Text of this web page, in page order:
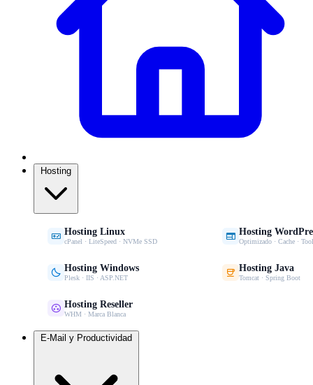
Hosting
 Hosting Linux
cPanel · LiteSpeed · NVMe SSD  Hosting
Optimizado · Cache ·
 Hosting Windows
Plesk · IIS · ASP.NET  Hosting Java
Tomcat · Spring Boot
 Hosting Reseller
WHM · Marca Blanca
E-Mail y Productividad